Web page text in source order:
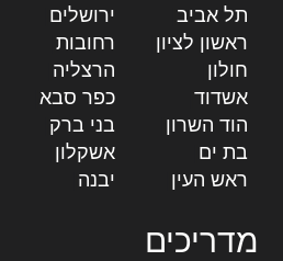
תל אביב ירושלים
ראשון לציון
רחובות
חולון
הרצליה
אשדוד
כפר סבא
הוד השרון
בני ברק
בת ים
אשקלון
ראש העין
יבנה
מדריכים